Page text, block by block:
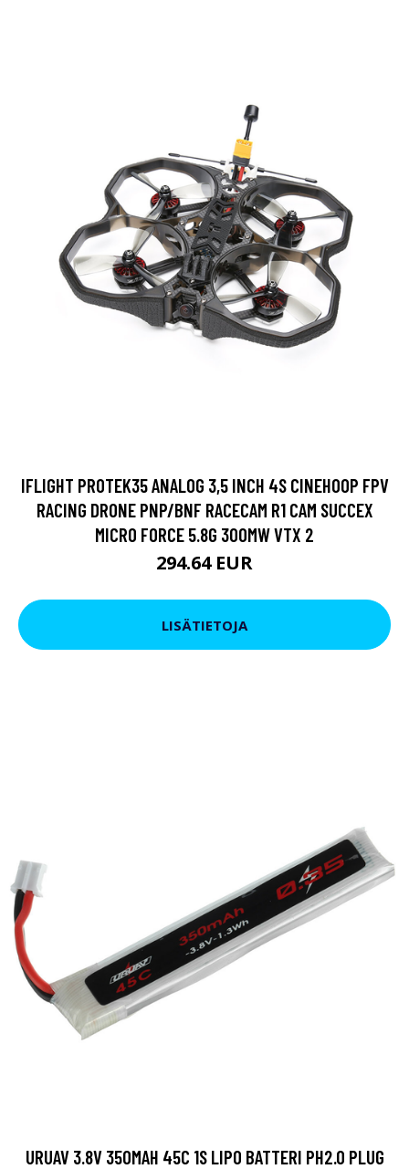
IFLIGHT PROTEK35 ANALOG 3,5 INCH 4S CINEHOOP FPV
RACING DRONE PNP/BNF RACECAM R1 CAM SUCCEX
MICRO FORCE 5.8G 300MW VTX 2
294.64 EUR
LISÄTIETOJA
URUAV 3.8V 350MAH 45C 1S LIPO BATTERI PH2.0 PLUG